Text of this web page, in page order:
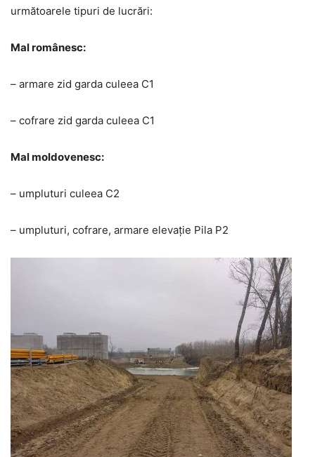
următoarele tipuri de lucrări:
Mal românesc:
– armare zid garda culeea C1
– cofrare zid garda culeea C1
Mal moldovenesc:
– umpluturi culeea C2
– umpluturi, cofrare, armare elevație Pila P2